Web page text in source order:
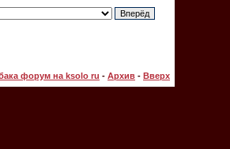
форум на ksolo ru - Архив - Вверх